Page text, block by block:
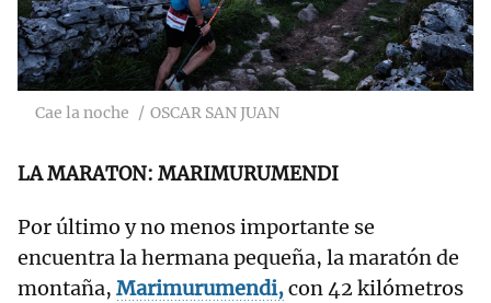
Cae la noche OSCAR SAN JUAN
LA MARATON: MARIMURUMENDI
Por último y no menos importante se
encuentra la hermana pequeña, la maratón de
montaña, Marimurumendi,con 42 kilómetros